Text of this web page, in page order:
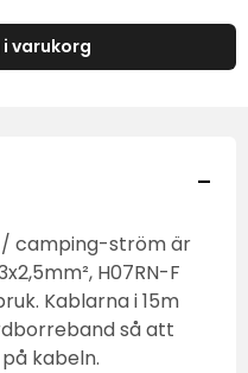
i varukorg
-
/ camping-ström är
H07RN-F
Kablarna i 15m
så att
kabeln.